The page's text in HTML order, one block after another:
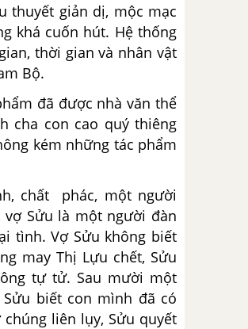
thuyết giản dị, mộc mạc
khá cuốn hút. Hệ thống
thời gian và nhân vật
Bộ.
đã được nhà văn thể
cha con cao quý thiêng
kém những tác phẩm
chất phác, một người
Sửu là một người đàn
tình. Vợ Sửu không biết
may Thị Lựu chết, Sửu
tự tử. Sau mười một
biết con mình đã có
liên lụy, Sửu quyết